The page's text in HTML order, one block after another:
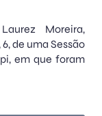
Moreira,
de uma Sessão
em que foram